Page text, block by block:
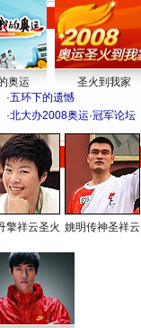
奥运
圣火到我家
·五环下的遗憾
·北大办2008奥运·冠军论坛
擎祥云圣火 姚明传神圣祥云